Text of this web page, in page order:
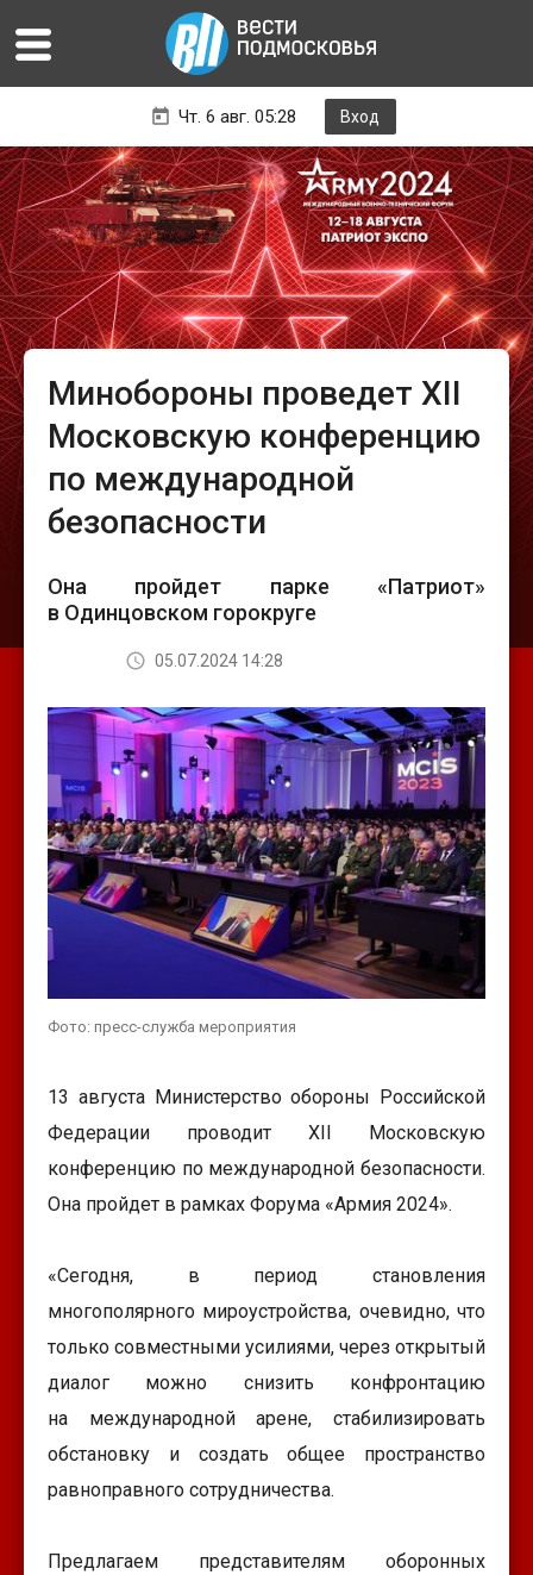
Чт. 6 авг. 05:28 Вход
Минобороны проведет XII
Московскую конференцию
по международной
безопасности
Она пройдет парке «Патриот»
в Одинцовском горокруге
05.07.2024 14:28
Фото: пресс-служба мероприятия
13 августа Министерство обороны Российской
Федерации проводит XII Московскую
конференцию по международной безопасности.
Она пройдет в рамках Форума «Армия 2024».
«Сегодня, в период становления
многополярного мироустройства, очевидно, что
только совместными усилиями, через открытый
диалог можно снизить конфронтацию
на международной арене, стабилизировать
обстановку и создать общее пространство
равноправного сотрудничества.
Предлагаем представителям оборонных